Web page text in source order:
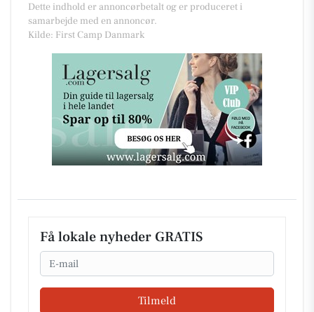
Dette indhold er annoncørbetalt og er produceret i
samarbejde med en annoncør.
Kilde: First Camp Danmark
Få lokale nyheder GRATIS
Email
Tilmeld